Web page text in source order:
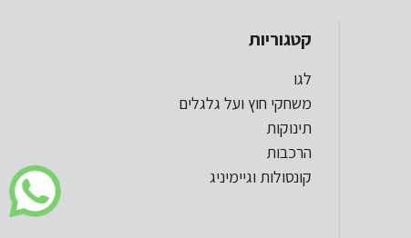
קטגוריות
לגו
משחקי חוץ ועל גלגלים
תינוקות
הרכבות
קונסולות וגיימיניג